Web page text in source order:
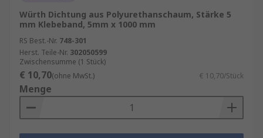
Würth Dichtung aus Polyurethanschaum, Stärke 5
mm Klebeband, 5mm x 1000 mm
RS Best.-Nr. 748-301
Herst. Teile-Nr. 302050599
Zwischensumme (1 Stück)
€ 10,70(ohne MwSt.) € 10,70/Stück
Menge